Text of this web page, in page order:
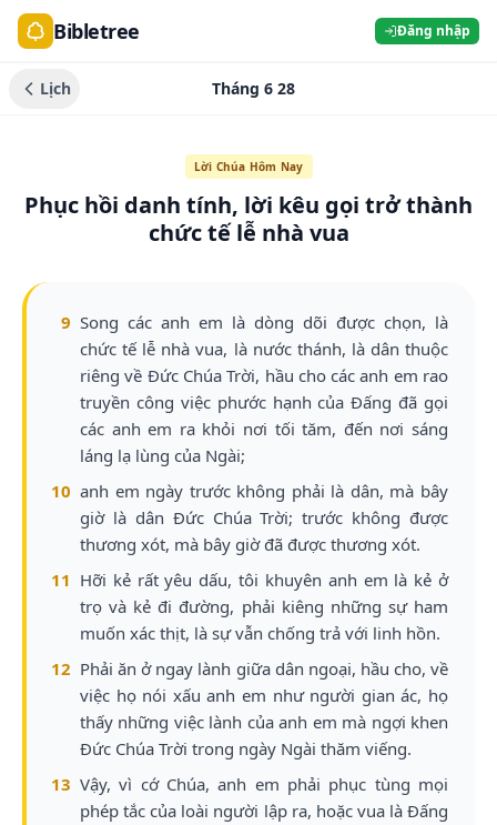
Bibletree Đăng nhập
Lịch Tháng 6 28
Lời Chúa Hôm Nay
Phục hồi danh tính, lời kêu gọi trở thành
chức tế lễ nhà vua
9 Song các anh em là dòng dõi được chọn, là
chức tế lễ nhà vua, là nước thánh, là dân thuộc
riêng về Đức Chúa Trời, hầu cho các anh em rao
truyền công việc phước hạnh của Đấng đã gọi
các anh em ra khỏi nơi tối tăm, đến nơi sáng
láng lạ lùng của Ngài;
10 anh em ngày trước không phải là dân, mà bây
giờ là dân Đức Chúa Trời; trước không được
thương xót, mà bây giờ đã được thương xót.
11 Hỡi kẻ rất yêu dấu, tôi khuyên anh em là kẻ ở
trọ và kẻ đi đường, phải kiêng những sự ham
muốn xác thịt, là sự vẫn chống trả với linh hồn.
12 Phải ăn ở ngay lành giữa dân ngoại, hầu cho, về
việc họ nói xấu anh em như người gian ác, họ
thấy những việc lành của anh em mà ngợi khen
Đức Chúa Trời trong ngày Ngài thăm viếng.
13 Vậy, vì cớ Chúa, anh em phải phục tùng mọi
phép tắc của loài người lập ra, hoặc vua là Đấng